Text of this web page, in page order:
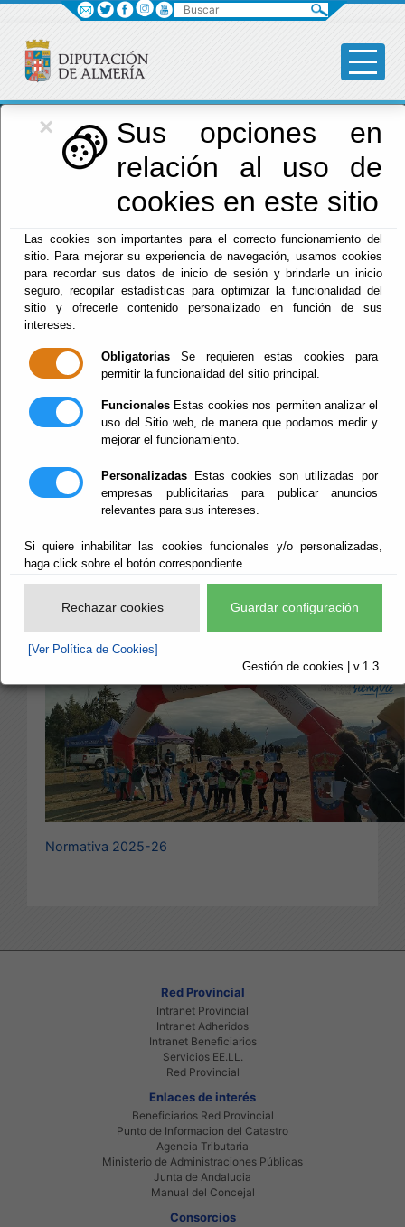
×
Sus opciones en
relación al uso de
cookies en este sitio
Las cookies son importantes para el correcto funcionamiento del
sitio. Para mejorar su experiencia de navegación, usamos cookies
para recordar sus datos de inicio de sesión y brindarle un inicio
seguro, recopilar estadísticas para optimizar la funcionalidad del
sitio y ofrecerle contenido personalizado en función de sus
intereses.
Obligatorias Se requieren estas cookies para
permitir la funcionalidad del sitio principal.
Funcionales Estas cookies nos permiten analizar el
uso del Sitio web, de manera que podamos medir y
mejorar el funcionamiento.
Personalizadas Estas cookies son utilizadas por
empresas publicitarias para publicar anuncios
relevantes para sus intereses.
Si quiere inhabilitar las cookies funcionales y/o personalizadas,
haga click sobre el botón correspondiente.
Rechazar cookies Guardar configuración
[Ver Política de Cookies]
Gestión de cookies | v.1.3
Diputación
Menú Diputación
Través. Huércal Overa 15-02-26
Circuito de
Promoción del
Campo a Través.
Huércal Overa 15-
02-26
Normativa 2025-26
Red Provincial
Intranet Provincial
Intranet Adheridos
Intranet Beneficiarios
Servicios EE.LL.
Red Provincial
Enlaces de interés
Beneficiarios Red Provincial
Punto de Informacion del Catastro
Agencia Tributaria
Ministerio de Administraciones Públicas
Junta de Andalucia
Manual del Concejal
Consorcios
Buscar